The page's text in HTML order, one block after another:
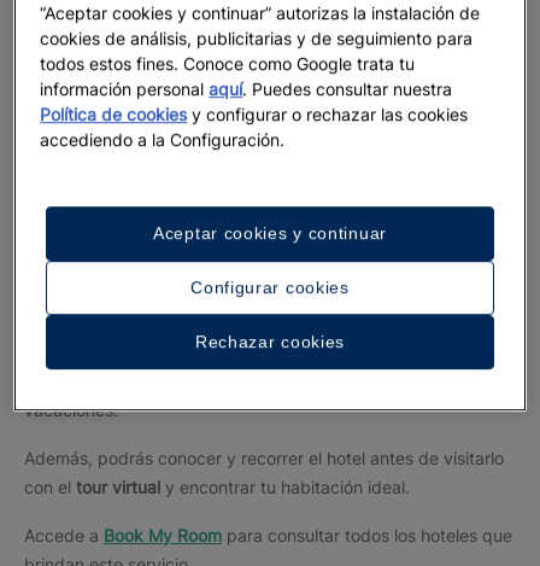
SELECCIONA LA PLANTA Y LAS VISTAS
habitación
¿Te gustaría elegir en qué zona del hotel alojarte? ¿Prefieres
Con
un servicio exclusivo de iberostar.com, tú
tienes el poder: elige lasvistas, laplanta, el
vacaciones.
Además, podrás conocer y recorrer el hotel antes de visitarlo
con el tour virtual y encontrar tu habitación ideal.
Accede a Book My Room para consultar todos los hoteles que
“Aceptar cookies y continuar” autorizas la instalación de
cookies de análisis, publicitarias y de seguimiento para
todos estos fines. Conoce como Google trata tu
información personalaquí. Puedes consultar nuestra
Política de cookiesy configurar o rechazar las cookies
accediendo a la Configuración.
Configurar cookies
Rechazar cookies
Aceptar cookies y continuar